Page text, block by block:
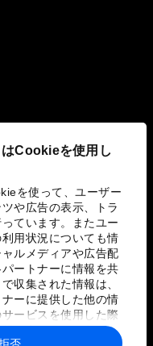
Cookieを使用し
を使って、ユーザー
や広告の表示、トラ
ています。またユー
用状況についても情
ルメディアや広告配
ートナーに情報を共
収集された情報は、
ーに提供した他の情
ービスを使用した際
み合わされ、各パー
否